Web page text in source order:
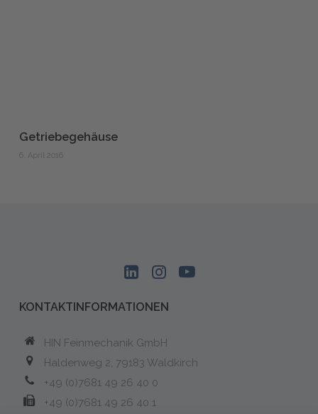
Getriebegehäuse
6. April 2016
KONTAKTINFORMATIONEN
HIN Feinmechanik GmbH
Haldenweg 2, 79183 Waldkirch
+49 (0)7681 49 26 40 0
+49 (0)7681 49 26 40 1